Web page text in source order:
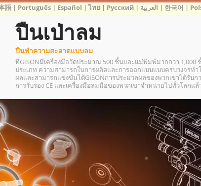
ปืนเป่าลม
ปืนทำความสะอาดแบบลม
ที่GISONมีเครื่องมือวัดประมาณ 500 ชิ้นและแม่พิมพ์มากกว่า
ประเภท ความสามารถในการผลิตและการออกแบบแบบครบวงจร
ผลและสามารถแข่งขันได้GISONการประมวลผลของพวกเขาได้รับ
การรับรอง CE และเครื่องมือลมมือของพวกเขาจำหน่ายไปทั่วโลกแล้
語 | Português | Español |ไทย | Русский | العربية | 한국어 |